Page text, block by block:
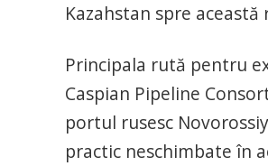
Kazahstan spre
Principala rută pentru
Caspian Pipeline
portul rusesc
practic neschimbate în